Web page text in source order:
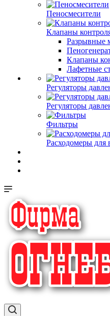
Пеносмесители
Клапаны
Разрывные
Клапаны
Лафетные
Регуляторы
Регуляторы
Фильтры
Расходомеры для